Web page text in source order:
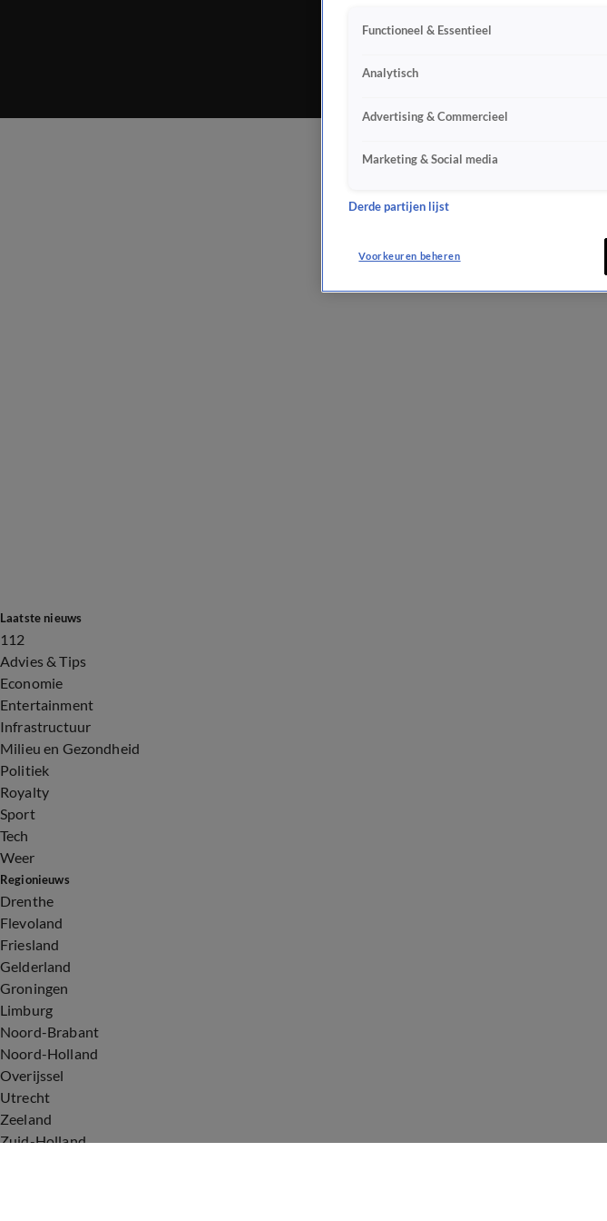
Laatste nieuws
112
Advies & Tips
Economie
Entertainment
Infrastructuur
Milieu en Gezondheid
Politiek
Royalty
Sport
Tech
Weer
Regionieuws
Drenthe
Flevoland
Friesland
Gelderland
Groningen
Limburg
Noord-Brabant
Noord-Holland
Overijssel
Utrecht
Zeeland
Zuid-Holland
Functioneel & Essentieel
Analytisch
Advertising & Commercieel
Marketing & Social media
Derde partijen lijst
Voorkeuren beheren